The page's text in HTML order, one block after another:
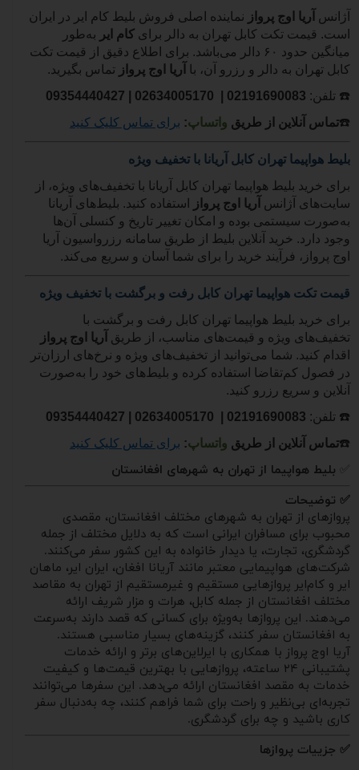
آژانس آریا اوج پرواز نماینده اصلی فروش بلیط کام ایر در ایران
است. قیمت تکت کابل تهران به دالر برای کام ایر به‌طور
میانگین حدود ۶۰ دالر می‌باشد. برای اطلاع دقیق از قیمت تکت
کابل تهران به دالر و رزرو آن، با
آریا اوج پرواز تماس بگیرید.
☎️ تلفن: 02191690083
09354440427
☎️تماس آنلاین از طریق واتساپ: برای تماس کلیک کنید
بلیط هواپیما تهران کابل آریانا با تخفیف ویژه
برای خرید بلیط هواپیما تهران کابل آریانا با تخفیف‌های ویژه، از
سایت‌های آژانس آریا اوج پرواز
استفاده کنید. بلیط‌های آریانا
به‌صورت سیستمی بوده و امکان تغییر تاریخ و کنسلی آن‌ها
وجود دارد. خرید آنلاین بلیط از طریق سامانه رزرواسیون آریا
اوج پرواز، فرآیند خرید را برای شما آسان و سریع می‌کند.
قیمت تکت هواپیما تهران کابل رفت و برگشت با تخفیف ویژه
برای خرید بلیط هواپیما تهران کابل رفت و برگشت با
تخفیف‌های ویژه و قیمت‌های مناسب، از طریق آریا اوج پرواز
اقدام کنید. شما می‌توانید از تخفیف‌های ویژه و نرخ‌های ارزان‌تر
در فصول کم‌تقاضا استفاده کرده و بلیط‌های خود را به‌صورت
آنلاین و سریع رزرو کنید.
☎️ تلفن: 02191690083
09354440427
☎️تماس آنلاین از طریق واتساپ: برای تماس کلیک کنید
بلیط هواپیما از تهران به شهرهای افغانستان
✅ توضیحات
پروازهای از تهران به شهرهای مختلف افغانستان، مقصدی
محبوب برای مسافران ایرانی است که به دلایل مختلف از جمله
گردشگری، تجارت، یا دیدار خانواده به این کشور سفر می‌کنند.
شرکت‌های هواپیمایی معتبر مانند آریانا افغان، ایران ایر، ماهان
ایر و کام‌ایر پروازهایی مستقیم و غیرمستقیم از تهران به مقاصد
مختلف افغانستان از جمله کابل، هرات و مزار شریف ارائه
می‌دهند. این پروازها به‌ویژه برای کسانی که قصد دارند به‌سرعت
به افغانستان سفر کنند، گزینه‌های بسیار مناسبی هستند.
آریا اوج پرواز با همکاری با ایرلاین‌های برتر و ارائه خدمات
پشتیبانی ۲۴ ساعته، پروازهایی با بهترین قیمت‌ها و کیفیت
خدمات به مقصد افغانستان ارائه می‌دهد. این سفرها می‌توانند
تجربه‌ای بی‌نظیر و راحت برای شما فراهم کنند، چه به‌دنبال سفر
کاری باشید و چه برای گردشگری.
✅ جزییات پروازها